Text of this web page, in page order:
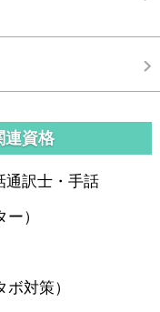
連資格
通訳士・手話
）
対策）